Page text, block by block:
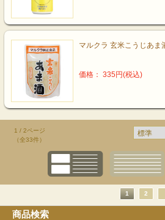
マルクラ 玄米こうじあま
価格： 335円(税込)
1 / 2ページ
（全33件）
1 2
商品検索